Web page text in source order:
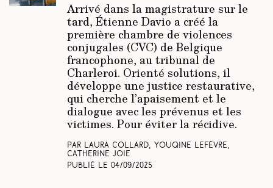
Arrivé dans la magistrature sur le
tard, Étienne Davio a créé la
première chambre de violences
conjugales (CVC) de Belgique
francophone, au tribunal de
Charleroi. Orienté solutions, il
développe une justice restaurative,
qui cherche l’apaisement et le
dialogue avec les prévenus et les
victimes. Pour éviter la récidive.
Par Laura Collard, Youqine Lefèvre,
Catherine Joie
Publié le 04/09/2025